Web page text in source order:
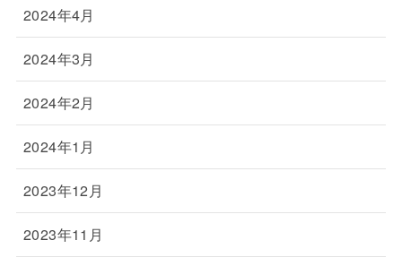
2024年4月
2024年3月
2024年2月
2024年1月
2023年12月
2023年11月